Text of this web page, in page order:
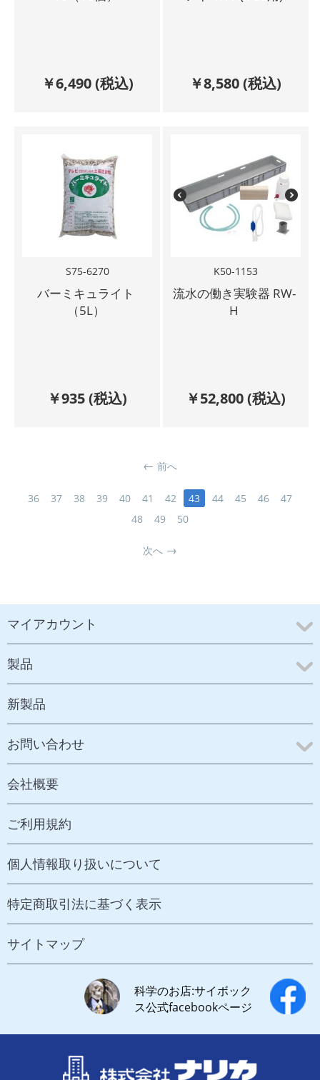
￥6,490(税込) ￥8,580(税込)
S75-6270
バーミキュライト
（5L）
￥935(税込)
K50-1153
流水の働き実験器 RW-
H
￥52,800(税込)
前へ
36 37 38 39 40 41 42 43 44 45 46
47
48
49 50
次へ
マイアカウント
製品
新製品
お問い合わせ
会社概要
ご利用規約
個人情報取り扱いについて
特定商取引法に基づく表示
サイトマップ
科学のお店:サイボック
ス公式facebookページ